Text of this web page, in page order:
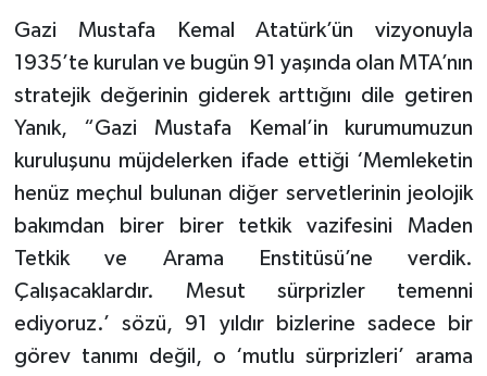
Gazi Mustafa Kemal Atatürk’ün vizyonuyla
1935’te kurulan ve bugün 91 yaşında olan MTA’nın
stratejik değerinin giderek arttığını dile getiren
Yanık, “Gazi Mustafa Kemal’in kurumumuzun
kuruluşunu müjdelerken ifade ettiği ‘Memleketin
henüz meçhul bulunan diğer servetlerinin jeolojik
bakımdan birer birer tetkik vazifesini Maden
Tetkik ve Arama Enstitüsü’ne verdik.
Çalışacaklardır. Mesut sürprizler temenni
ediyoruz.’ sözü, 91 yıldır bizlerine sadece bir
görev tanımı değil, o ‘mutlu sürprizleri’ arama